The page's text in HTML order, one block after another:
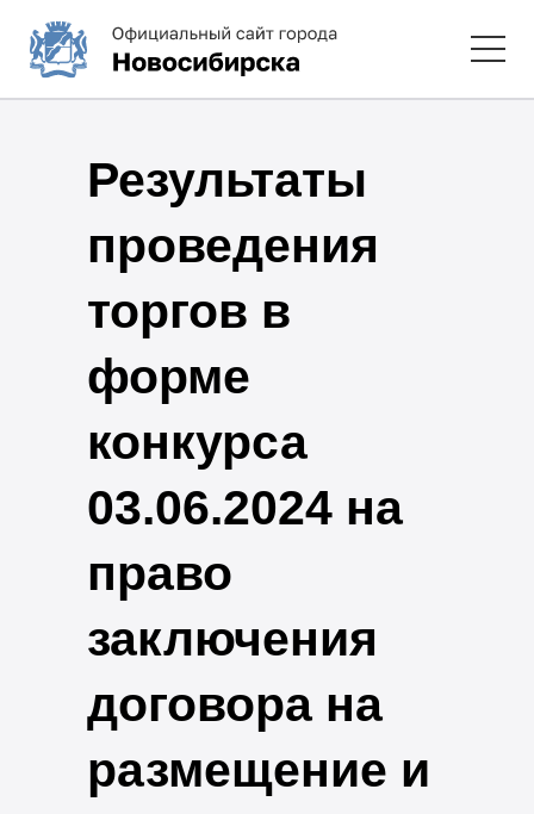
Результаты
проведения
торгов в
форме
конкурса
03.06.2024 на
право
заключения
договора на
размещение и